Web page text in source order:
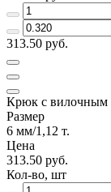
313.50 руб.
Крюк с вилочным
Размер
6 мм/1,12 т.
Цена
313.50 руб.
Кол-во, шт